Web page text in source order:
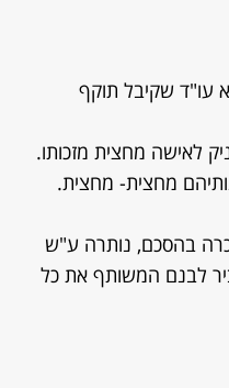
עו"ד שקיבל תוקף
לאישה מחצית מזכותו.
מחצית- מחצית.
בהסכם, נותרה ע"ש
לבנם המשותף את כל